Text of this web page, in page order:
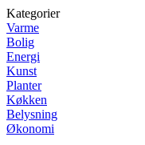
Kategorier
Varme
Bolig
Energi
Kunst
Planter
Køkken
Belysning
Økonomi